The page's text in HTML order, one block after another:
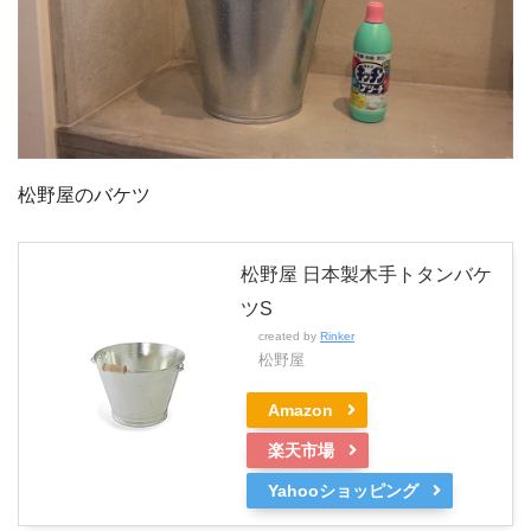
松野屋のバケツ
松野屋 日本製木手トタンバケ
ツS
created by Rinker
松野屋
Amazon
楽天市場
Yahooショッピング